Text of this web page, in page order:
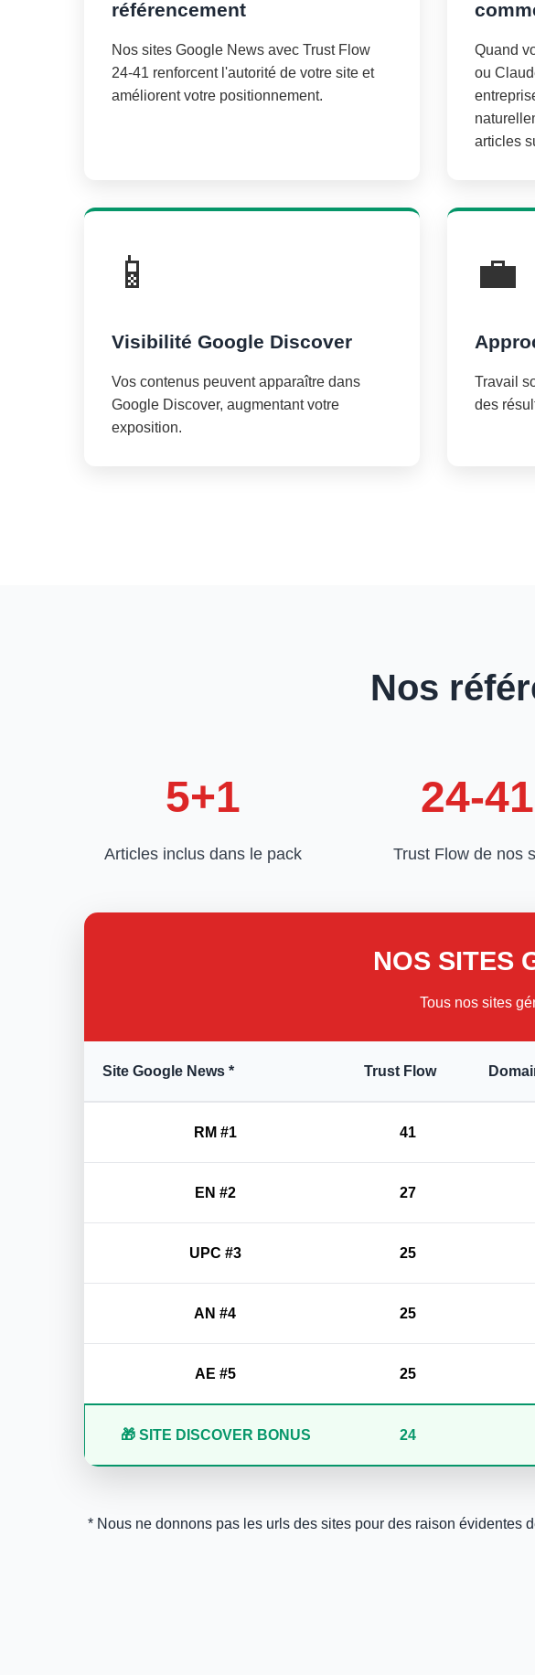
référencement
Nos sites Google News avec Trust Flow
24-41 renforcent l'autorité de votre site et
améliorent votre positionnement.
Quand
ou
articles
📱
Visibilité Google Discover
Vos contenus peuvent apparaître dans
Google Discover, augmentant votre
exposition.
💼
Travail
des
Nos
5+1
Articles inclus dans le pack
24-41
Trust Flow de nos
NOS SITES
Tous nos sites
Site Google News * Trust Flow
RM #1 41
EN #2 27
UPC #3 25
AN #4 25
AE #5 25
🎁 SITE DISCOVER BONUS 24
* Nous ne donnons pas les urls des sites pour des raison évidentes